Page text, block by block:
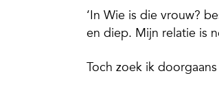
‘In Wie is die vrouw?
en diep. Mijn relatie is
Toch zoek ik